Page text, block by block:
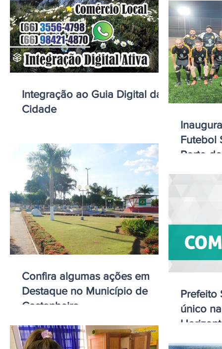
Integração ao Guia Digital da
Cidade
Confira algumas ações em
Destaque no Município de
Castanheira
Futebol
Porto
Prefeito
único